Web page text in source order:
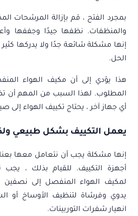
بمجرد الفتح ، قم بإزالة المرشحات
والمنظفات. نظفها جيدًا وجففها
إنها مشكلة شائعة جدًا ولا يدركها
الحل.
هذا يؤدي إلى أن مكيف الهواء
المطلوب. لهذا السبب من المهم أن
أي جهاز آخر ، يحتاج تكييف الهواء إلى
يعمل التكييف بشكل طبيعي
إنها مشكلة يجب أن نتعامل معها
أجهزة التكييف. للقيام بذلك ، يجب
لمكيف الهواء المنفصل إلى نصفين
يدوي وفرشاة لتنظيف الأوساخ أو
انهيار شفرات التوربينات.